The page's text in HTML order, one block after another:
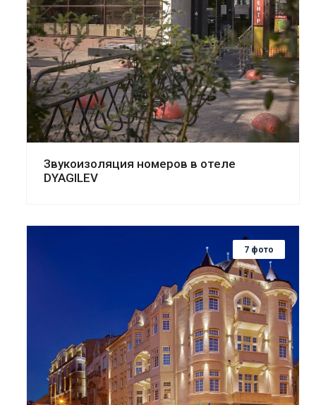
Звукоизоляция номеров в отеле
DYAGILEV
7 фото
Смотреть проект